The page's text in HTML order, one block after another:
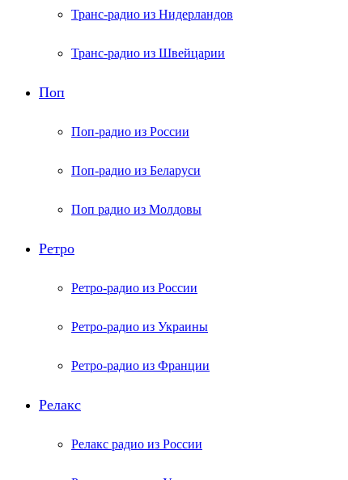
Транс-радио из Нидерландов
Транс-радио из Швейцарии
Поп
Поп-радио из России
Поп-радио из Беларуси
Поп радио из Молдовы
Ретро
Ретро-радио из России
Ретро-радио из Украины
Ретро-радио из Франции
Релакс
Релакс радио из России